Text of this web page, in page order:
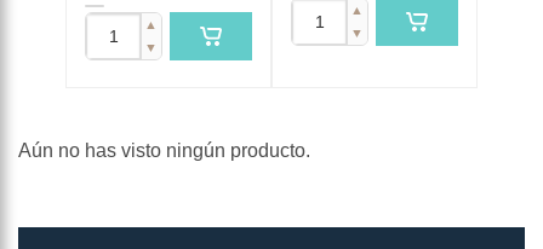
▲
▼
▲
▼
Aún no has visto ningún producto.